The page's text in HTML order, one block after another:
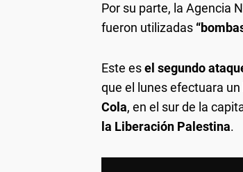
Por su parte, la Agencia
fueron utilizadas
Este esel segundo
que el lunes efectuara
Cola, en el sur de la
la Liberación Palestina.